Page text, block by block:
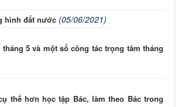
hình đất nước (05/06/2021)
5 và một số công tác trọng tâm tháng
thể hơn học tập Bác, làm theo Bác trong